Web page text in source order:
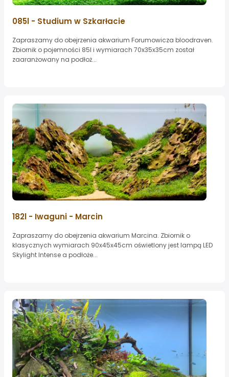
085l - Studium w Szkarłacie
Zapraszamy do obejrzenia akwarium Forumowicza bloodraven.
Zbiornik o pojemności 85l i wymiarach 70x35x35cm został
zaaranżowany na podłoż...
182l - Iwaguni - Marcin
Zapraszamy do obejrzenia akwarium Marcina. Zbiornik o
klasycznych wymiarach 90x45x45cm oświetlony jest lampą LED
Skylight Intense a podłoże...